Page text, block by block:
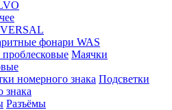
фонари WAS
Маячки
Подсветки
знака
Разъёмы